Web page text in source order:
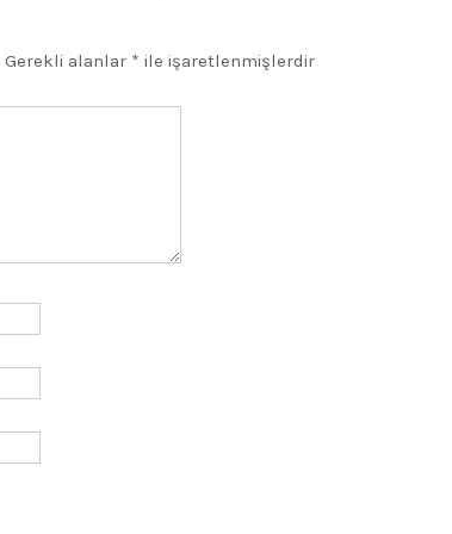
Gerekli alanlar * ile işaretlenmişlerdir